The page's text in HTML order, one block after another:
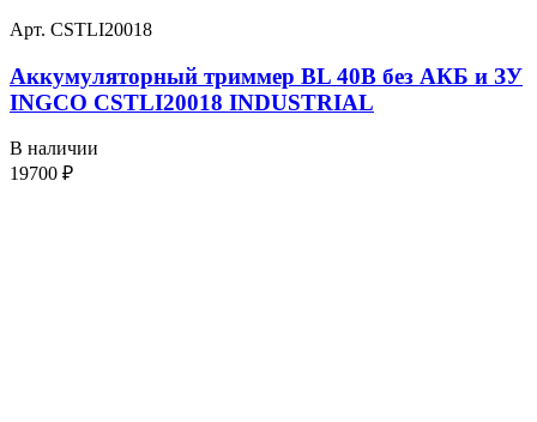
Арт. CSTLI20018
Аккумуляторный триммер BL 40В без АКБ и ЗУ
INGCO CSTLI20018 INDUSTRIAL
В наличии
19700 ₽